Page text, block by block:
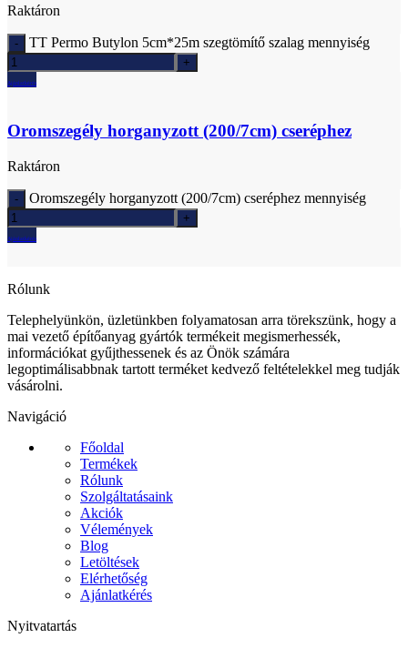
Raktáron
TT Permo Butylon 5cm*25m szegtömítő szalag mennyiség
Ajánlatkérés
Oromszegély horganyzott (200/7cm) cseréphez
Raktáron
Oromszegély horganyzott (200/7cm) cseréphez mennyiség
Ajánlatkérés
Rólunk
Telephelyünkön, üzletünkben folyamatosan arra törekszünk, hogy a
mai vezető építőanyag gyártók termékeit megismerhessék,
információkat gyűjthessenek és az Önök számára
legoptimálisabbnak tartott terméket kedvező feltételekkel meg tudják
vásárolni.
Navigáció
Főoldal
Termékek
Rólunk
Szolgáltatásaink
Akciók
Vélemények
Blog
Letöltések
Elérhetőség
Ajánlatkérés
Nyitvatartás